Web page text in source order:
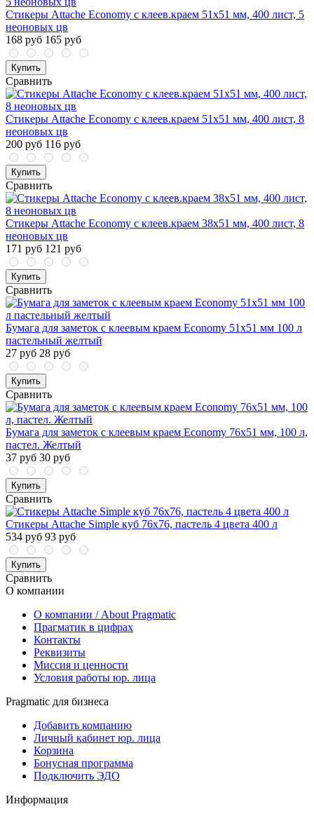
Стикеры Attache Economy с клеев.краем 51x51 мм, 400 лист, 5
неоновых цв
168 руб 165 руб
Купить
Сравнить
Стикеры Attache Economy с клеев.краем 51x51 мм, 400 лист, 8
неоновых цв
200 руб 116 руб
Купить
Сравнить
Стикеры Attache Economy с клеев.краем 38x51 мм, 400 лист, 8
неоновых цв
171 руб 121 руб
Купить
Сравнить
Бумага для заметок с клеевым краем Economy 51x51 мм 100 л
пастельный желтый
27 руб 28 руб
Купить
Сравнить
Бумага для заметок с клеевым краем Economy 76x51 мм, 100 л,
пастел. Желтый
37 руб 30 руб
Купить
Сравнить
Стикеры Attache Simple куб 76х76, пастель 4 цвета 400 л
534 руб 93 руб
Купить
Сравнить
О компании
О компании / About Pragmatic
Прагматик в цифрах
Контакты
Реквизиты
Миссия и ценности
Условия работы юр. лица
Pragmatic для бизнеса
Добавить компанию
Личный кабинет юр. лица
Корзина
Бонусная программа
Подключить ЭДО
Информация